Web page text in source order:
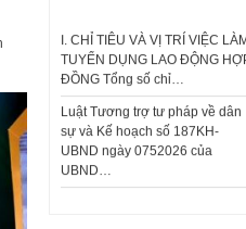
TUYỂN DỤNG LAO ĐỘNG HỢP
ĐỒNG Tổng số chỉ…
Luật Tương trợ tư pháp về dân
sự và Kế hoạch số 187KH-
UBND ngày 0752026 của
UBND…
Ban hành Danh mục vị trí khai